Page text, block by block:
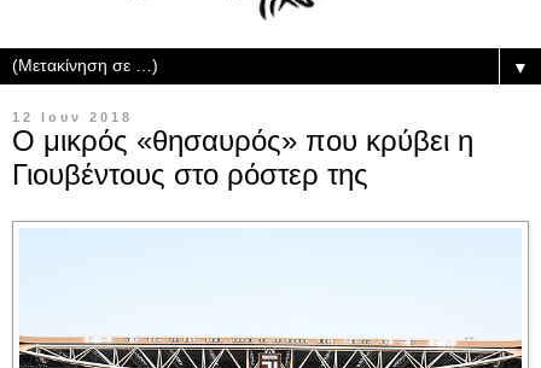
▼
12 Ιουν 2018
Ο μικρός «θησαυρός» που κρύβει η
Γιουβέντους στο ρόστερ της